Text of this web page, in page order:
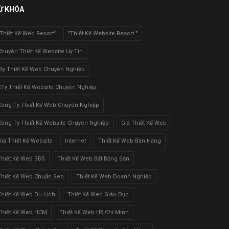
KHÓA
Kế Web Resort" "Thiết Kế Website Resort "
Thiết Kế Website Uy Tín
Thiết Kế Web Chuyên Nghiệp
Thiết Kế Website Chuyên Nghiệp
Ty Thiết Kế Web Chuyên Nghiệp
Ty Thiết Kế Website Chuyên Nghiệp Giá Thiết Kế Web
Thiết Kế Website Internet Thiết Kế Web Bán Hàng
Kế Web BĐS Thiết Kế Web Bất Động Sản
Kế Web Chuẩn Seo Thiết Kế Web Doanh Nghiệp
Kế Web Du Lịch Thiết Kế Web Giáo Dục
Kế Web HCM Thiết Kế Web Hồ Chí Minh